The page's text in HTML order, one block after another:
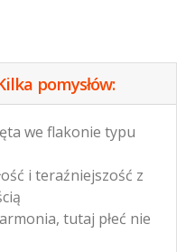
pomysłów:
we flakonie typu
i teraźniejszość z
tutaj płeć nie